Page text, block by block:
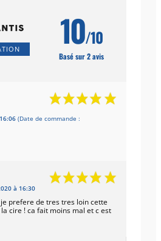
10/10
Basé sur 2 avis
(Date de commande :
à 16:30
prefere de tres tres loin cette
cire ! ca fait moins mal et c est